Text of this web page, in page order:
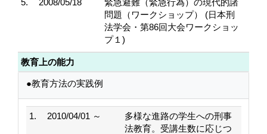
5. 2008/05/18
緊急避難（緊急行為）の現代的諸
問題（ワークショップ） (日本刑
法学会・第86回大会ワークショッ
プ１)
教育上の能力
●教育方法の実践例
1. 2010/04/01 ～
多様な進路の学生への刑事
法教育。受講生数に応じつ